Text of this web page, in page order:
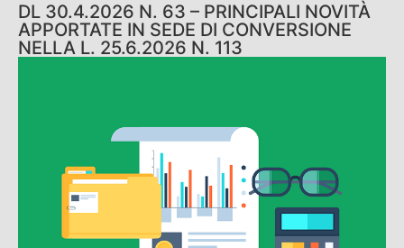
DL 30.4.2026 N. 63 – PRINCIPALI NOVITÀ
APPORTATE IN SEDE DI CONVERSIONE
NELLA L. 25.6.2026 N. 113